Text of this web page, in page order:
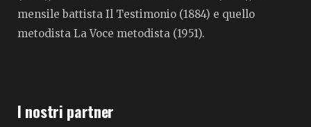
mensile battista Il Testimonio (1884) e quello
metodista La Voce metodista (1951).
I nostri partner